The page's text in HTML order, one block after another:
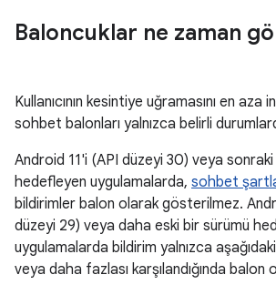
Baloncuklar ne zaman
Kullanıcının kesintiye uğramasını en aza
sohbet balonları yalnızca belirli
Android 11'i (API düzeyi 30) veya
hedefleyen uygulamalarda, sohbet
bildirimler balon olarak gösterilmez.
düzeyi 29) veya daha eski bir sürümü
uygulamalarda bildirim yalnızca
veya daha fazlası karşılandığında balon